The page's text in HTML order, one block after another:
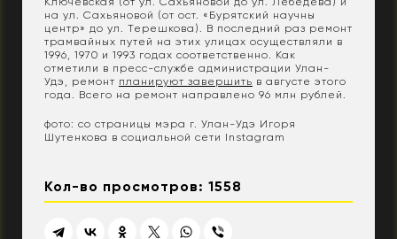
на ул. Сахьяновой (от ост. «Бурятский научны
центр» до ул. Терешкова). В последний раз ремонт
трамвайных путей на этих улицах осуществляли в
1996, 1970 и 1993 годах соответственно. Как
отметили в пресс-службе администрации Улан-
Удэ, ремонт планируют завершить в августе этого
года. Всего на ремонт направлено 96 млн рублей.
фото: со страницы мэра г. Улан-Удэ Игоря
Шутенкова в социальной сети Instagram
Кол-во просмотров: 1558